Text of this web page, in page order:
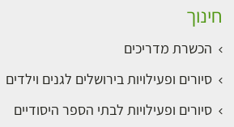
חינוך
הכשרת מדריכים
סיורים ופעילויות בירושלים לגנים וילדים
סיורים ופעילויות לבתי הספר היסודיים